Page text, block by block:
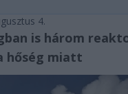
4.
is három
hőség miatt